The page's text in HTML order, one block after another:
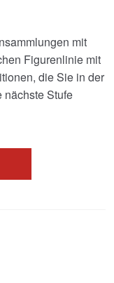
mit
Figurenlinie mit
die Sie in der
nächste Stufe